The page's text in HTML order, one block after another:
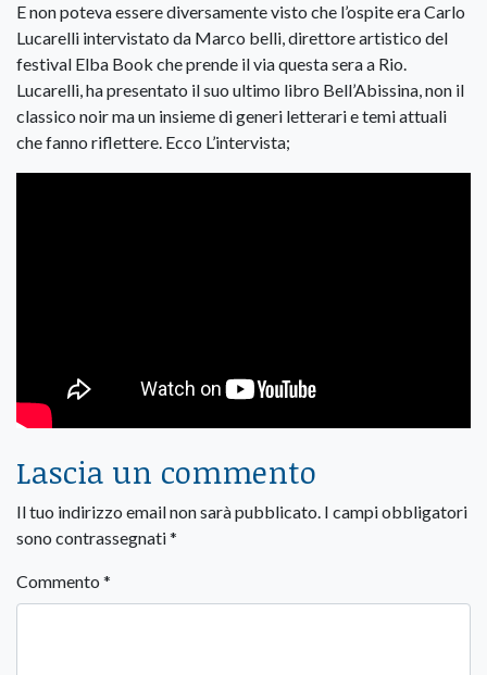
E non poteva essere diversamente visto che l’ospite era Carlo
Lucarelli intervistato da Marco belli, direttore artistico del
festival Elba Book che prende il via questa sera a Rio.
Lucarelli, ha presentato il suo ultimo libro Bell’Abissina, non il
classico noir ma un insieme di generi letterari e temi attuali
che fanno riflettere. Ecco L’intervista;
Lascia un commento
Il tuo indirizzo email non sarà pubblicato. I campi obbligatori
sono contrassegnati*
Commento *